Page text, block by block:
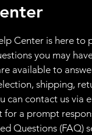
Center is here to
you may
available to
shipping,
can contact us via
for a prompt
Questions (FAQ)